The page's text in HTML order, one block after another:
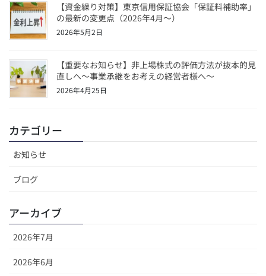
【資金繰り対策】東京信用保証協会「保証料補助率」
の最新の変更点（2026年4月〜）
2026年5月2日
【重要なお知らせ】非上場株式の評価方法が抜本的見
直しへ～事業承継をお考えの経営者様へ～
2026年4月25日
カテゴリー
お知らせ
ブログ
アーカイブ
2026年7月
2026年6月